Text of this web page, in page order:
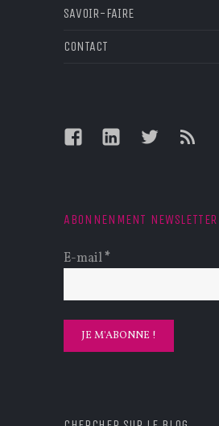
SAVOIR-FAIRE
CONTACT
FacebookLinkedInTwitterFeed
ABONNENMENT NEWSLETTER
E-mail*